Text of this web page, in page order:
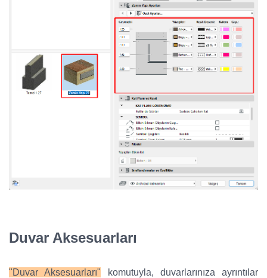
Duvar Aksesuarları
"Duvar Aksesuarları" komutuyla, duvarlarınıza ayrıntılar